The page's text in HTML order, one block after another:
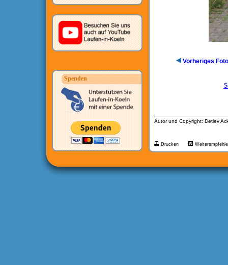
Spenden
Vorheriges Foto
Autor und Copyright: Detlev
Drucken